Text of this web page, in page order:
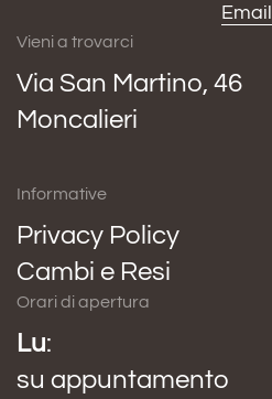
Email
Vieni a trovarci
Via San Martino, 46
Moncalieri
Informative
Privacy Policy
Cambi e Resi
Orari di apertura
Lu:
su appuntamento